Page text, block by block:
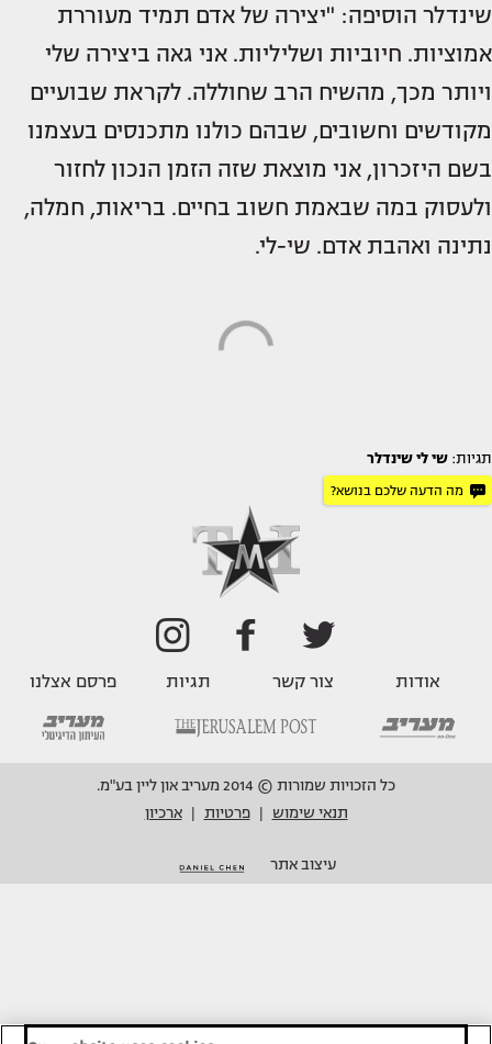
שינדלר הוסיפה: "יצירה של אדם תמיד מעוררת
אמוציות. חיוביות ושליליות. אני גאה ביצירה שלי
ויותר מכך, מהשיח הרב שחוללה. לקראת שבועיים
מקודשים וחשובים, שבהם כולנו מתכנסים בעצמנו
בשם היזכרון, אני מוצאת שזה הזמן הנכון לחזור
ולעסוק במה שבאמת חשוב בחיים. בריאות, חמלה,
נתינה ואהבת אדם. שי-לי.
תגיות: שי לי שינדלר
מה הדעה שלכם בנושא?
אודות צור קשר תגיות פרסם אצלנו
כל הזכויות שמורות © 2014 מעריב און ליין בע"מ.
תנאי שימוש
פרטיות ארכיון
עיצוב אתר